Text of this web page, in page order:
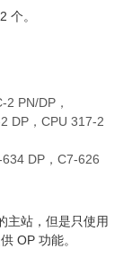
个。
PN/DP，
DP，CPU 317-2
DP，C7-626
主站，但是只使用
OP 功能。